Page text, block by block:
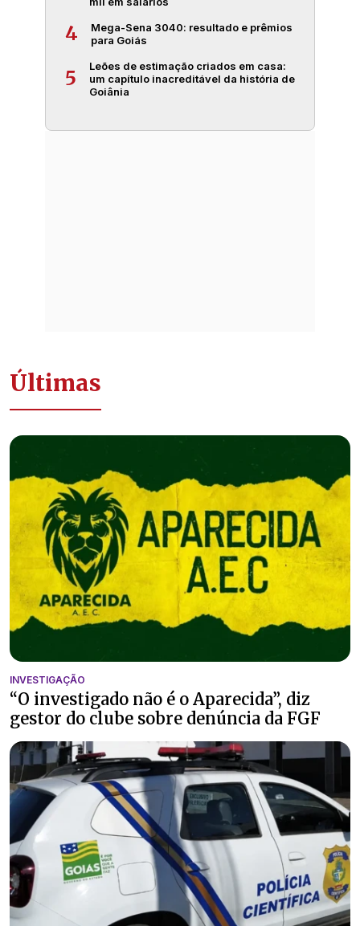
4
Mega-Sena 3040: resultado e prêmios
para Goiás
5
Leões de estimação criados em casa:
um capítulo inacreditável da história de
Goiânia
Últimas
INVESTIGAÇÃO
“O investigado não é o Aparecida”, diz
gestor do clube sobre denúncia da FGF